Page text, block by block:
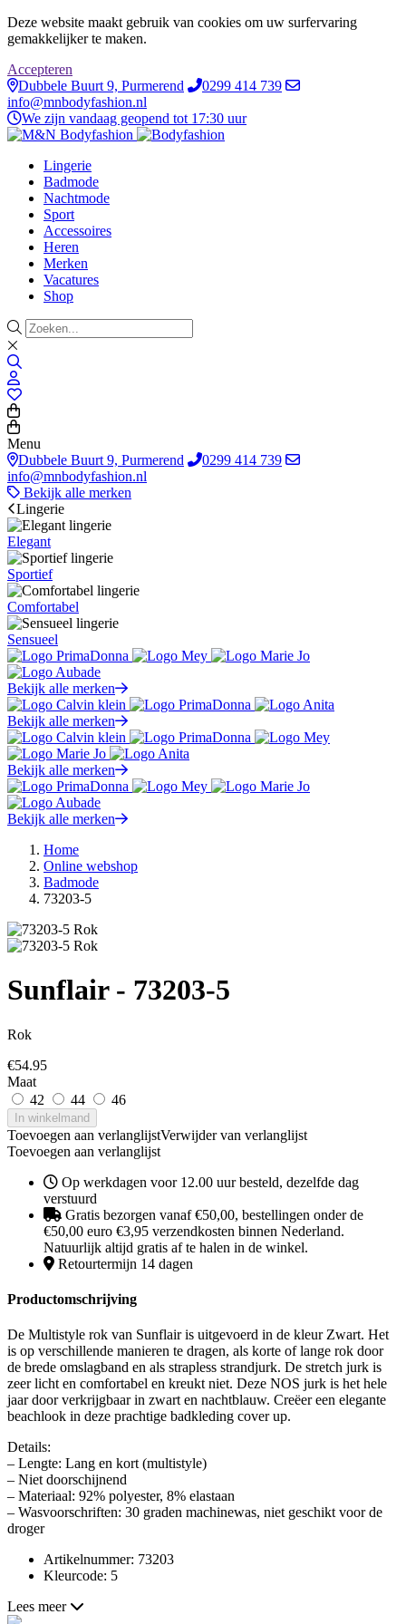
Deze website maakt gebruik van cookies om uw surfervaring
gemakkelijker te maken.
Accepteren
Dubbele Buurt 9, Purmerend
0299 414 739
info@mnbodyfashion.nl
We zijn vandaag geopend tot 17:30 uur
Lingerie
Badmode
Nachtmode
Sport
Accessoires
Heren
Merken
Vacatures
Shop
Menu
Dubbele Buurt 9, Purmerend
0299 414 739
info@mnbodyfashion.nl
Bekijk alle merken
Lingerie
Elegant
Sportief
Comfortabel
Sensueel
Bekijk alle merken
Bekijk alle merken
Bekijk alle merken
Bekijk alle merken
Home
Online webshop
Badmode
73203-5
Sunflair - 73203-5
Rok
€54.95
Maat
42
44 46
In winkelmand
Toevoegen aan verlanglijstVerwijder van verlanglijst
Toevoegen aan verlanglijst
Op werkdagen voor 12.00 uur besteld, dezelfde dag
verstuurd
Gratis bezorgen vanaf €50,00, bestellingen onder de
€50,00 euro €3,95 verzendkosten binnen Nederland.
Natuurlijk altijd gratis af te halen in de winkel.
Retourtermijn 14 dagen
Productomschrijving
De Multistyle rok van Sunflair is uitgevoerd in de kleur Zwart. Het
is op verschillende manieren te dragen, als korte of lange rok door
de brede omslagband en als strapless strandjurk. De stretch jurk is
zeer licht en comfortabel en kreukt niet. Deze NOS jurk is het hele
jaar door verkrijgbaar in zwart en nachtblauw. Creëer een elegante
beachlook in deze prachtige badkleding cover up.
Details:
– Lengte: Lang en kort (multistyle)
– Niet doorschijnend
– Materiaal: 92% polyester, 8% elastaan
– Wasvoorschriften: 30 graden machinewas, niet geschikt voor de
droger
Artikelnummer: 73203
Kleurcode: 5
Lees meer